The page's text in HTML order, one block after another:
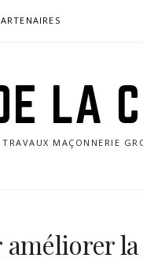
LA
TRAVAUX MAÇONNERIE